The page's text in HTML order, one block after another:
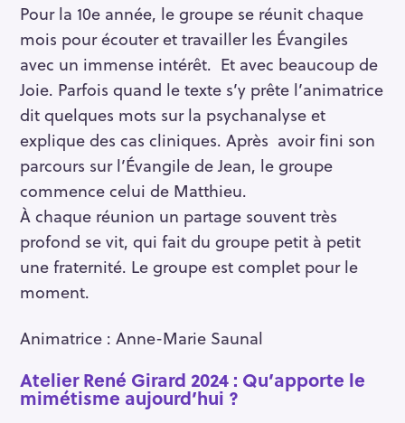
Pour la 10e année, le groupe se réunit chaque
mois pour écouter et travailler les Évangiles
avec un immense intérêt. Et avec beaucoup de
Joie. Parfois quand le texte s’y prête l’animatrice
dit quelques mots sur la psychanalyse et
explique des cas cliniques. Après avoir fini son
parcours sur l’Évangile de Jean, le groupe
commence celui de Matthieu.
À chaque réunion un partage souvent très
profond se vit, qui fait du groupe petit à petit
une fraternité. Le groupe est complet pour le
moment.
Animatrice : Anne-Marie Saunal
Atelier René Girard 2024 : Qu’apporte le
mimétisme aujourd’hui ?